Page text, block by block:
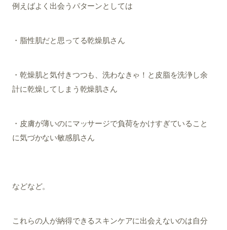
例えばよく出会うパターンとしては
・脂性肌だと思ってる乾燥肌さん
・乾燥肌と気付きつつも、洗わなきゃ！と皮脂を洗浄し余
計に乾燥してしまう乾燥肌さん
・皮膚が薄いのにマッサージで負荷をかけすぎていること
に気づかない敏感肌さん
などなど。
これらの人が納得できるスキンケアに出会えないのは自分